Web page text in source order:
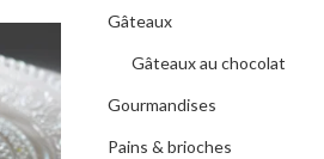
Gâteaux
Gâteaux au chocolat
Gourmandises
Pains & brioches